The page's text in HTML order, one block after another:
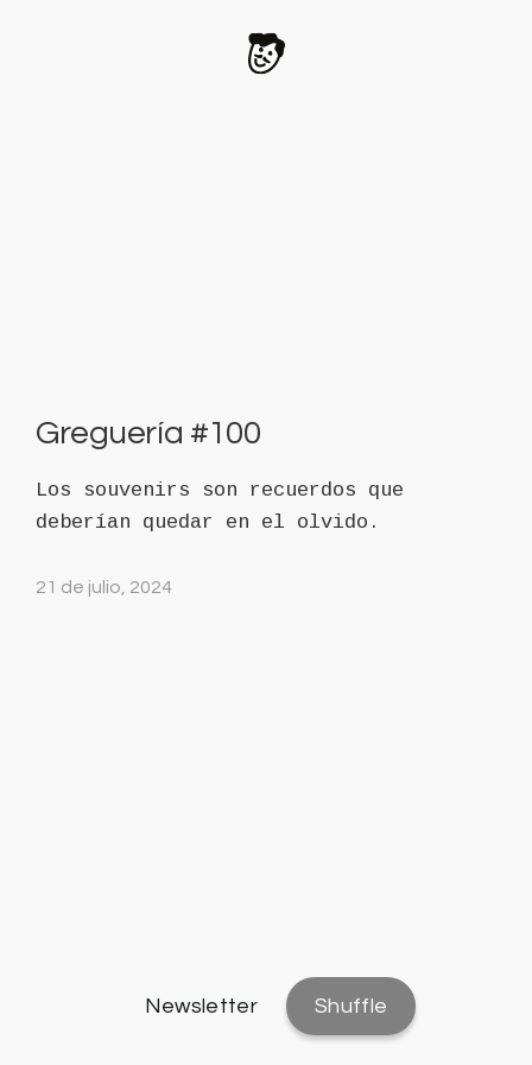
Greguería #100
Los souvenirs son recuerdos que
deberían quedar en el olvido.
21 de julio, 2024
Newsletter Shuffle